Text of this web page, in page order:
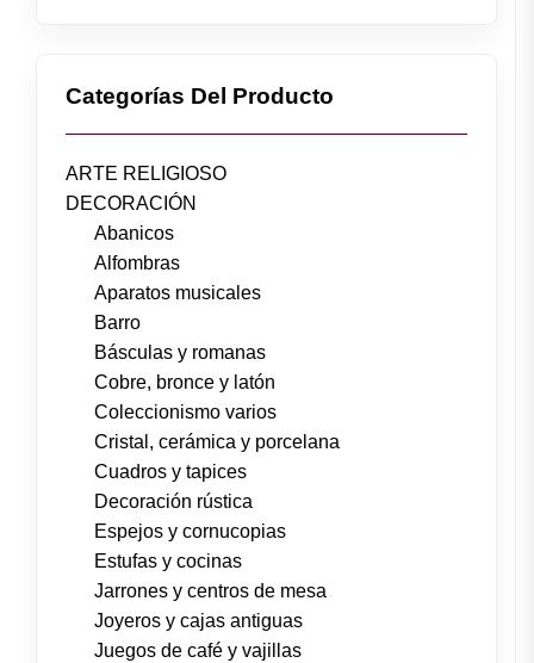
Categorías Del Producto
ARTE RELIGIOSO
DECORACIÓN
Abanicos
Alfombras
Aparatos musicales
Barro
Básculas y romanas
Cobre, bronce y latón
Coleccionismo varios
Cristal, cerámica y porcelana
Cuadros y tapices
Decoración rústica
Espejos y cornucopias
Estufas y cocinas
Jarrones y centros de mesa
Joyeros y cajas antiguas
Juegos de café y vajillas